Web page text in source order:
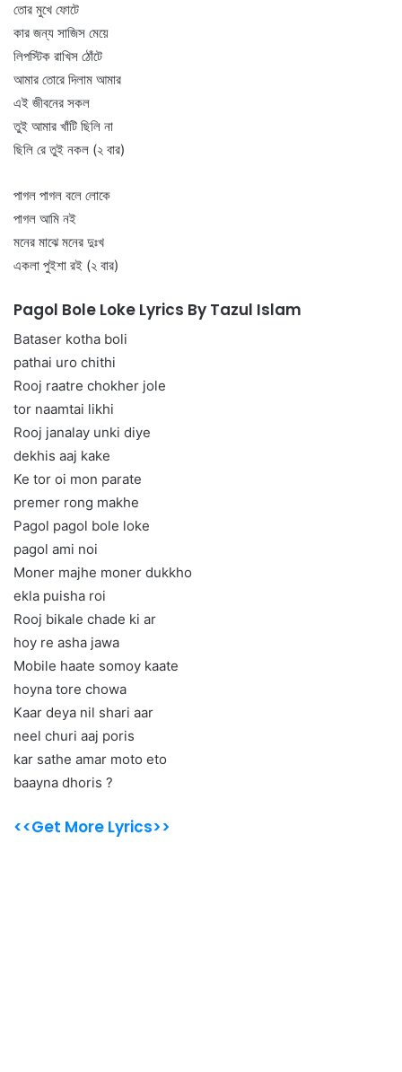
তোর মুখে ফোটে
কার জন্য সাজিস মেয়ে
লিপস্টিক রাখিস ঠোঁটে
আমার তোরে দিলাম আমার
এই জীবনের সকল
তুই আমার খাঁটি ছিলি না
ছিলি রে তুই নকল (২ বার)
পাগল পাগল বলে লোকে
পাগল আমি নই
মনের মাঝে মনের দুঃখ
একলা পুইশা রই (২ বার)
Pagol Bole Loke Lyrics By Tazul Islam
Bataser kotha boli
pathai uro chithi
Rooj raatre chokher jole
tor naamtai likhi
Rooj janalay unki diye
dekhis aaj kake
Ke tor oi mon parate
premer rong makhe
Pagol pagol bole loke
pagol ami noi
Moner majhe moner dukkho
ekla puisha roi
Rooj bikale chade ki ar
hoy re asha jawa
Mobile haate somoy kaate
hoyna tore chowa
Kaar deya nil shari aar
neel churi aaj poris
kar sathe amar moto eto
baayna dhoris ?
<<Get More Lyrics>>